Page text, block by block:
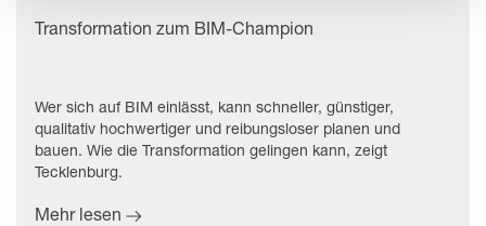
Transformation zum BIM-Champion
Wer sich auf BIM einlässt, kann schneller, günstiger,
qualitativ hochwertiger und reibungsloser planen und
bauen. Wie die Transformation gelingen kann, zeigt
Tecklenburg.
Mehr lesen